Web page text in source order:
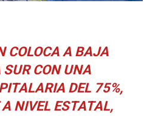
COLOCA A BAJA
CON UNA
DEL 75%,
NIVEL ESTATAL,